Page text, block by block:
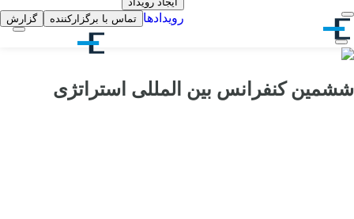
رویدادها تماس با برگزارکننده گزارش
ششمین کنفرانس بین المللی استراتژی